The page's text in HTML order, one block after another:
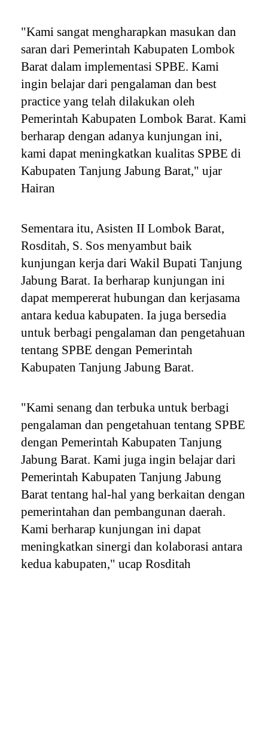
"Kami sangat mengharapkan masukan dan
saran dari Pemerintah Kabupaten Lombok
Barat dalam implementasi SPBE. Kami
ingin belajar dari pengalaman dan best
practice yang telah dilakukan oleh
Pemerintah Kabupaten Lombok Barat. Kami
berharap dengan adanya kunjungan ini,
kami dapat meningkatkan kualitas SPBE di
Kabupaten Tanjung Jabung Barat," ujar
Hairan
Sementara itu, Asisten II Lombok Barat,
Rosditah, S. Sos menyambut baik
kunjungan kerja dari Wakil Bupati Tanjung
Jabung Barat. Ia berharap kunjungan ini
dapat mempererat hubungan dan kerjasama
antara kedua kabupaten. Ia juga bersedia
untuk berbagi pengalaman dan pengetahuan
tentang SPBE dengan Pemerintah
Kabupaten Tanjung Jabung Barat.
"Kami senang dan terbuka untuk berbagi
pengalaman dan pengetahuan tentang SPBE
dengan Pemerintah Kabupaten Tanjung
Jabung Barat. Kami juga ingin belajar dari
Pemerintah Kabupaten Tanjung Jabung
Barat tentang hal-hal yang berkaitan dengan
pemerintahan dan pembangunan daerah.
Kami berharap kunjungan ini dapat
meningkatkan sinergi dan kolaborasi antara
kedua kabupaten," ucap Rosditah